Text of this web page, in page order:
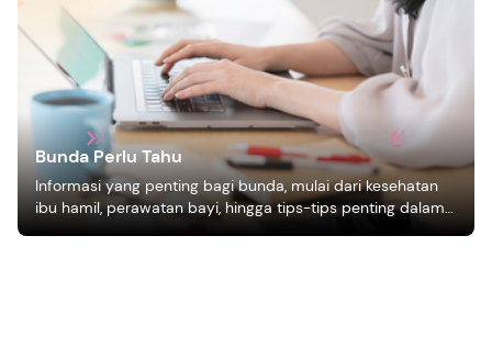
Bunda Perlu Tahu
Informasi yang penting bagi bunda, mulai dari kesehatan
ibu hamil, perawatan bayi, hingga tips-tips penting dalam
mengasuh anak